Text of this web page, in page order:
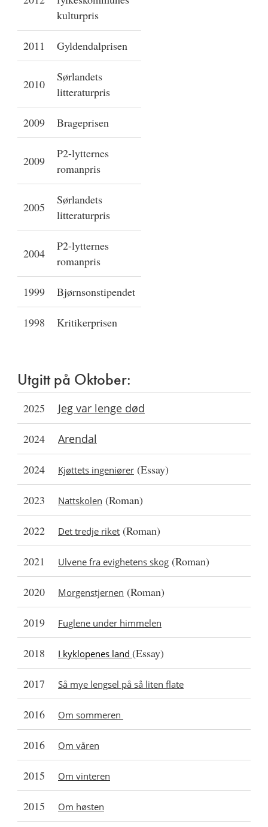
kulturpris
2011 Gyldendalprisen
2010
Sørlandets
litteraturpris
2009 Brageprisen
2009
P2-lytternes
romanpris
2005
Sørlandets
litteraturpris
2004
P2-lytternes
romanpris
1999 Bjørnsonstipendet
1998 Kritikerprisen
Utgitt på Oktober:
2025 Jeg var lenge død
2024 Arendal
2024 Kjøttets ingeniører (Essay)
2023 Nattskolen (Roman)
2022 Det tredje riket (Roman)
2021 Ulvene fra evighetens skog (Roman)
2020 Morgenstjernen (Roman)
2019 Fuglene under himmelen
2018 I kyklopenes land (Essay)
2017 Så mye lengsel på så liten flate
2016 Om sommeren
2016 Om våren
2015 Om vinteren
2015 Om høsten